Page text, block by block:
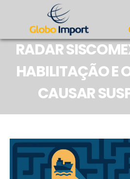
RADAR
HABILITAÇÃO E
CAUSAR